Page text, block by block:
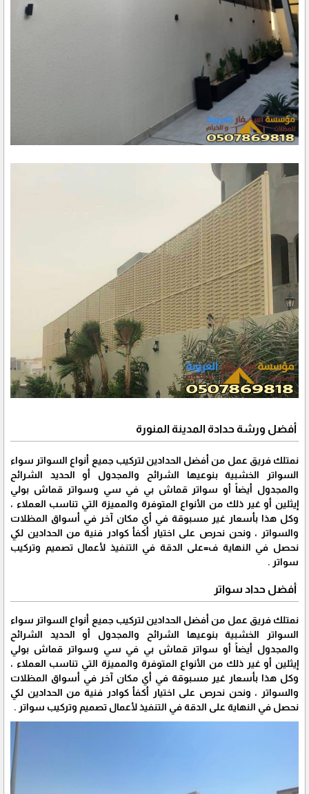
أفضل ورشة حدادة المدينة المنورة
نمتلك فريق عمل من أفضل الحدادين لتركيب جميع أنواع السواتر سواء
السواتر الخشبية بنوعيها الشرائح والمجدول أو الحديد الشرائح
والمجدول أيضاً أو سواتر قماش بي في سي وسواتر قماش بولي
إيثلين أو غير ذلك من الأنواع المتوفرة والمميزة التي تناسب العملاء ،
وكل هذا بأسعار غير مسبوقة في أي مكان آخر في أسواق المظلات
والسواتر ، ونحن نحرص على اختيار أكفأ كوادر فنية من الحدادين لكي
نحصل في النهاية ف=على الدقة في التنفيذ لأعمال تصميم وتركيب
سواتر .
أفضل حداد سواتر
نمتلك فريق عمل من أفضل الحدادين لتركيب جميع أنواع السواتر سواء
السواتر الخشبية بنوعيها الشرائح والمجدول أو الحديد الشرائح
والمجدول أيضاً أو سواتر قماش بي في سي وسواتر قماش بولي
إيثلين أو غير ذلك من الأنواع المتوفرة والمميزة التي تناسب العملاء ،
وكل هذا بأسعار غير مسبوقة في أي مكان آخر في أسواق المظلات
والسواتر ، ونحن نحرص على اختيار أكفأ كوادر فنية من الحدادين لكي
نحصل في النهاية على الدقة في التنفيذ لأعمال تصميم وتركيب سواتر .